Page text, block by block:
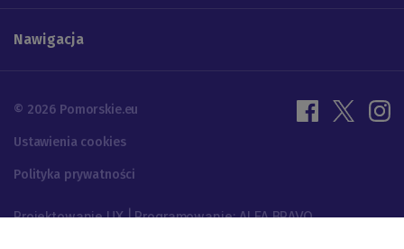
Nawigacja
© 2026 Pomorskie.eu
Ustawienia cookies
Polityka prywatności
Projektowanie UX | Programowanie: ALFA BRAVO